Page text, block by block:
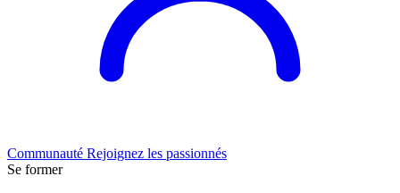
Communauté Rejoignez les passionnés
Se former